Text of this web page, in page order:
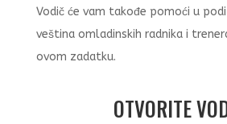
Vodič će vam takođe pomoći u
veština omladinskih radnika i
ovom zadatku.
OTVORITE